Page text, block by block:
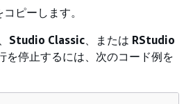
ピーします。
Studio Classic 、または RStudio
を停止するには、次のコード例を